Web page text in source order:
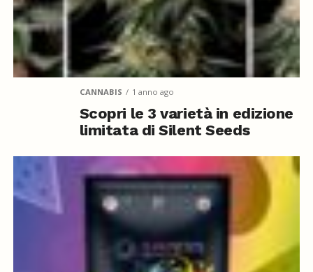
CANNABIS 1 anno ago
Scopri le 3 varietà in edizione
limitata di Silent Seeds